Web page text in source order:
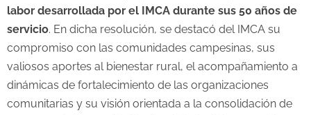
labor desarrollada por el IMCA durante sus 50 años de
servicio. En dicha resolución, se destacó del IMCA su
compromiso con las comunidades campesinas, sus
valiosos aportes al bienestar rural, el acompañamiento a
dinámicas de fortalecimiento de las organizaciones
comunitarias y su visión orientada a la consolidación de